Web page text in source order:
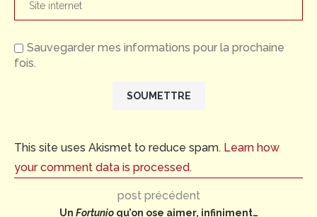
Sauvegarder mes informations pour la prochaine
fois.
This site uses Akismet to reduce spam. Learn how
your comment data is processed.
post précédent
Un Fortunioqu’on ose aimer, infiniment…